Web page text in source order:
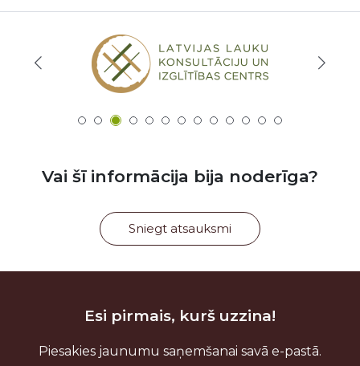
Vai šī informācija bija noderīga?
Sniegt atsauksmi
Esi pirmais, kurš uzzina!
Piesakies jaunumu saņemšanai savā e-pastā.